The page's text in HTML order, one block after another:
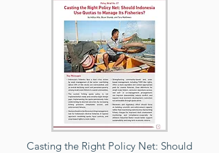
Casting the Right Policy Net: Should